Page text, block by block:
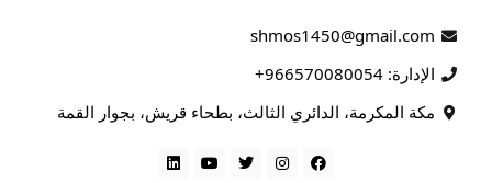
shmos1450@gmail.com
الإدارة: 966570080054+
مكة المكرمة، الدائري الثالث، بطحاء قريش، بجوار القمة
F
a
I
n
T
w
Y
o
L
i